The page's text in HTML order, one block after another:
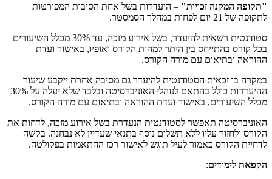
"תקופה המקנה זכויות" – היעדרות בשל אחת הסיבות המפורטות
לתקופה של 21 יום לפחות במהלך הסמסטר.
סטודנטית רשאית להיעדר, בשל אירוע מזכה, עד 30% מכלל השיעורים
בכל קורס בהתייחס בין היתר למהות הקורס ואופיו, באישור ועדת
ההוראה ובתיאום עם מורה הקורס.
במקרה בו זכאית הסטודנטית להיעדר גם מסיבה אחרת ייקבע שיעור
ההיעדרות כולל בהתאם לנוהלי האוניברסיטה ובלבד שלא יעלה על 30%
מכלל השיעורים, באישור ועדת ההוראה ובתיאום עם מורה הקורס.
האוניברסיטה תאפשר לסטודנטית הנעדרת בשל אירוע מזכה, לדחות את
הקורס ולחזור עליו ללא תשלום נוסף בתנאי שעדיין לא נבחנה. בקשה
לדחיית הקורס כאמור לעיל תוגש לאישור רכז ההתאמות בפקולטה.
הקפאת לימודים: